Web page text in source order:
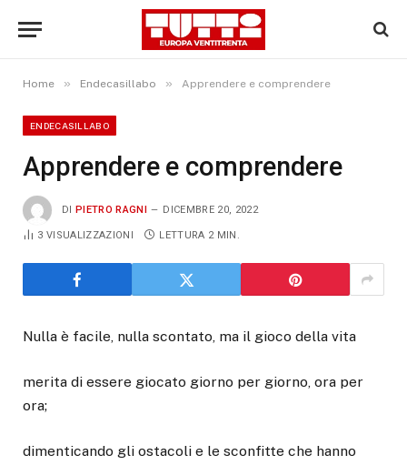
Home » Endecasillabo » Apprendere e comprendere
ENDECASILLABO
Apprendere e comprendere
DI PIETRO RAGNI DICEMBRE 20, 2022
3VISUALIZZAZIONI LETTURA 2 MIN.
Nulla è facile, nulla scontato, ma il gioco della vita
merita di essere giocato giorno per giorno, ora per
ora;
dimenticando gli ostacoli e le sconfitte che hanno